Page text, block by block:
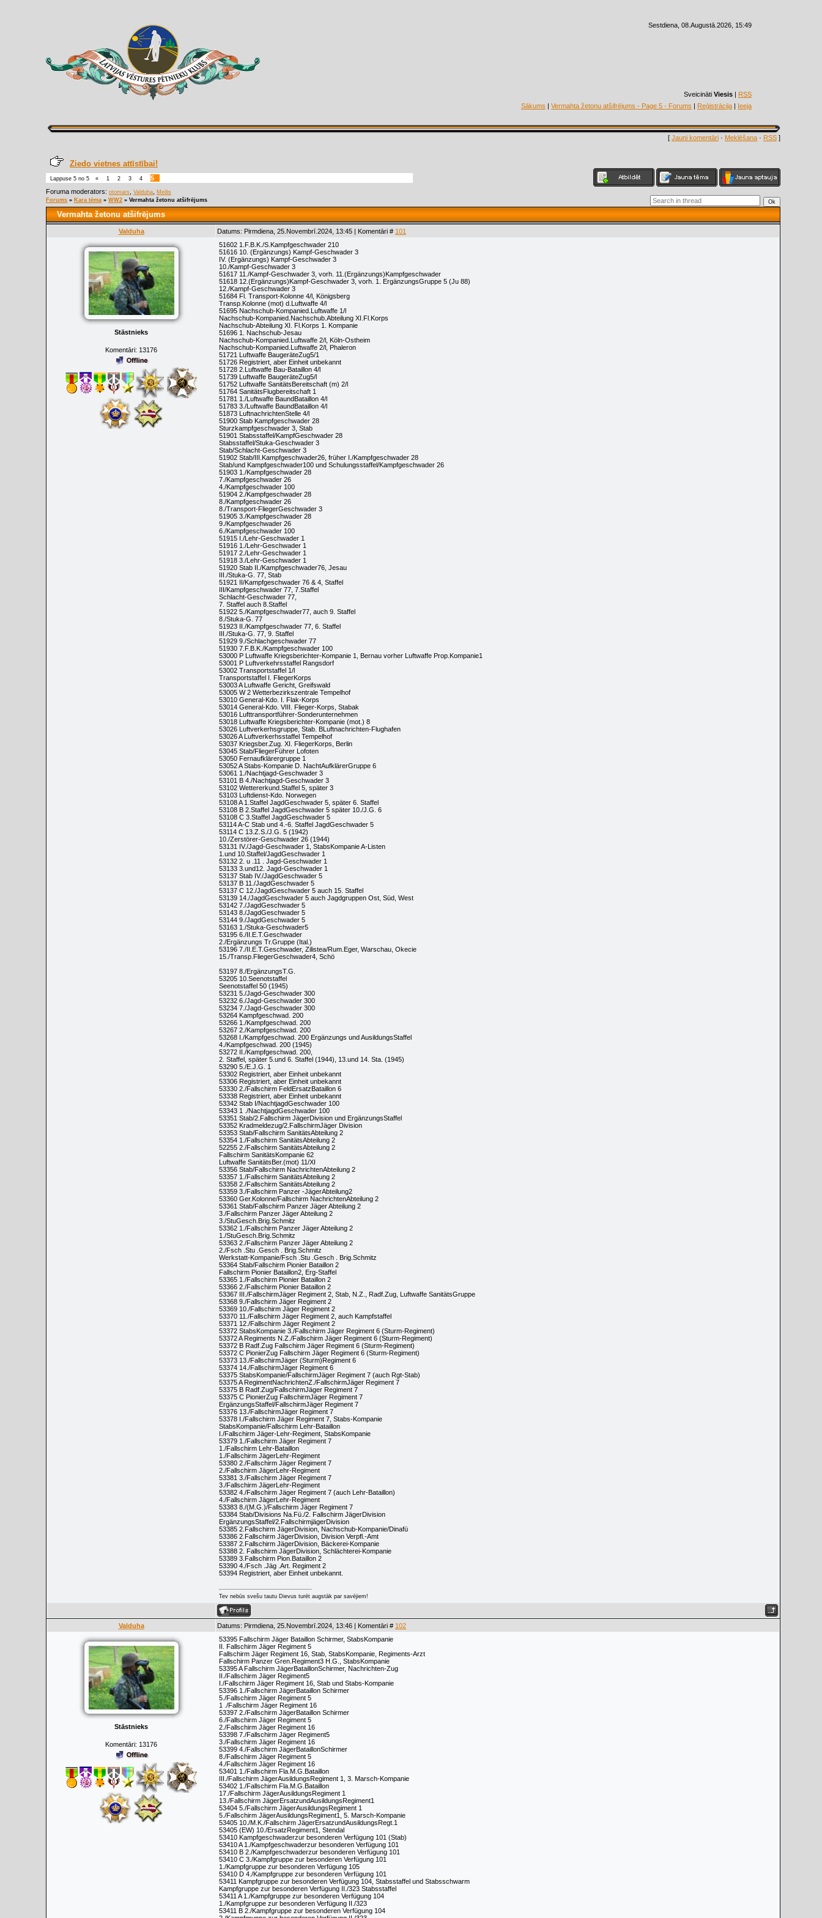
Sestdiena, 08.Augustā.2026, 15:49
Sveicināti Viesis | RSS
Sākums | Vermahta žetonu atšifrējums - Page 5 - Forums | Reģistrācija | Ieeja
[ Jauni komentāri · Meklēšana · RSS ]
Ziedo vietnes attīstībai!
Lappuse 5 no 5 « 1 2 3 4
5
Foruma moderators: otomars Valduha
Meilis
Forums » Kara tēma » WW2 » Vermahta žetonu atšifrējums
Vermahta žetonu atšifrējums
Valduha Datums: Pirmdiena, 25.Novembrī.2024, 13:45 | Komentāri # 101
Stāstnieks
Komentāri: 13176
51602 1.F.B.K./S.Kampfgeschwader 210
51616 10. (Ergänzungs) Kampf-Geschwader 3
IV. (Ergänzungs) Kampf-Geschwader 3
10./Kampf-Geschwader 3
51617 11./Kampf-Geschwader 3, vorh. 11.(Ergänzungs)Kampfgeschwader
51618 12.(Ergänzungs)Kampf-Geschwader 3, vorh. 1. ErgänzungsGruppe 5 (Ju 88)
12./Kampf-Geschwader 3
51684 Fl. Transport-Kolonne 4/l, Königsberg
Transp.Kolonne (mot) d.Luftwaffe 4/l
51695 Nachschub-Kompanied.Luftwaffe 1/l
Nachschub-Kompanied.Nachschub.Abteilung XI.Fl.Korps
Nachschub-Abteilung XI. Fl.Korps 1. Kompanie
51696 1. Nachschub-Jesau
Nachschub-Kompanied.Luftwaffe 2/l, Köln-Ostheim
Nachschub-Kompanied.Luftwaffe 2/l, Phaleron
51721 Luftwaffe BaugeräteZug5/1
51726 Registriert, aber Einheit unbekannt
51728 2.Luftwaffe Bau-Bataillon 4/l
51739 Luftwaffe BaugeräteZug5/l
51752 Luftwaffe SanitätsBereitschaft (m) 2/l
51764 SanitätsFlugbereitschaft 1
51781 1./Luftwaffe BaundBataillon 4/l
51783 3./Luftwaffe BaundBataillon 4/l
51873 LuftnachrichtenStelle 4/l
51900 Stab Kampfgeschwader 28
Sturzkampfgeschwader 3, Stab
51901 Stabsstaffel/KampfGeschwader 28
Stabsstaffel/Stuka-Geschwader 3
Stab/Schlacht-Geschwader 3
51902 Stab/III.Kampfgeschwader26, früher I./Kampfgeschwader 28
Stab/und Kampfgeschwader100 und Schulungsstaffel/Kampfgeschwader 26
51903 1./Kampfgeschwader 28
7./Kampfgeschwader 26
4./Kampfgeschwader 100
51904 2./Kampfgeschwader 28
8./Kampfgeschwader 26
8./Transport-FliegerGeschwader 3
51905 3./Kampfgeschwader 28
9./Kampfgeschwader 26
6./Kampfgeschwader 100
51915 I./Lehr-Geschwader 1
51916 1./Lehr-Geschwader 1
51917 2./Lehr-Geschwader 1
51918 3./Lehr-Geschwader 1
51920 Stab II./Kampfgeschwader76, Jesau
III./Stuka-G. 77, Stab
51921 II/Kampfgeschwader 76 & 4, Staffel
III/Kampfgeschwader 77, 7.Staffel
Schlacht-Geschwader 77,
7. Staffel auch 8.Staffel
51922 5./Kampfgeschwader77, auch 9. Staffel
8./Stuka-G. 77
51923 II./Kampfgeschwader 77, 6. Staffel
III./Stuka-G. 77, 9. Staffel
51929 9./Schlachgeschwader 77
51930 7.F.B.K./Kampfgeschwader 100
53000 P Luftwaffe Kriegsberichter-Kompanie 1, Bernau vorher Luftwaffe Prop.Kompanie1
53001 P Luftverkehrsstaffel Rangsdorf
53002 Transportstaffel 1/l
Transportstaffel I. FliegerKorps
53003 A Luftwaffe Gericht, Greifswald
53005 W 2 Wetterbezirkszentrale Tempelhof
53010 General-Kdo. I. Flak-Korps
53014 General-Kdo. VIII. Flieger-Korps, Stabak
53016 Lufttransportführer-Sonderunternehmen
53018 Luftwaffe Kriegsberichter-Kompanie (mot.) 8
53026 Luftverkerhsgruppe, Stab. BLuftnachrichten-Flughafen
53026 A Luftverkerhsstaffel Tempelhof
53037 Kriegsber.Zug. XI. FliegerKorps, Berlin
53045 Stab/FliegerFührer Lofoten
53050 Fernaufklärergruppe 1
53052 A Stabs-Kompanie D. NachtAufklärerGruppe 6
53061 1./Nachtjagd-Geschwader 3
53101 B 4./Nachtjagd-Geschwader 3
53102 Wettererkund.Staffel 5, später 3
53103 Luftdienst-Kdo. Norwegen
53108 A 1.Staffel JagdGeschwader 5, später 6. Staffel
53108 B 2.Staffel JagdGeschwader 5 später 10./J.G. 6
53108 C 3.Staffel JagdGeschwader 5
53114 A-C Stab und 4.-6. Staffel JagdGeschwader 5
53114 C 13.Z.S./J.G. 5 (1942)
10./Zerstörer-Geschwader 26 (1944)
53131 IV./Jagd-Geschwader 1, StabsKompanie A-Listen
1.und 10.Staffel/JagdGeschwader 1
53132 2. u .11 . Jagd-Geschwader 1
53133 3.und12. Jagd-Geschwader 1
53137 Stab IV./JagdGeschwader 5
53137 B 11./JagdGeschwader 5
53137 C 12./JagdGeschwader 5 auch 15. Staffel
53139 14./JagdGeschwader 5 auch Jagdgruppen Ost, Süd, West
53142 7./JagdGeschwader 5
53143 8./JagdGeschwader 5
53144 9./JagdGeschwader 5
53163 1./Stuka-Geschwader5
53195 6./II.E.T.Geschwader
2./Ergänzungs Tr.Gruppe (Ital.)
53196 7./II.E.T.Geschwader, Zilistea/Rum.Eger, Warschau, Okecie
15./Transp.FliegerGeschwader4, Schö
53197 8./ErgänzungsT.G.
53205 10.Seenotstaffel
Seenotstaffel 50 (1945)
53231 5./Jagd-Geschwader 300
53232 6./Jagd-Geschwader 300
53234 7./Jagd-Geschwader 300
53264 Kampfgeschwad. 200
53266 1./Kampfgeschwad. 200
53267 2./Kampfgeschwad. 200
53268 I./Kampfgeschwad. 200 Ergänzungs und AusildungsStaffel
4./Kampfgeschwad. 200 (1945)
53272 II./Kampfgeschwad. 200,
2. Staffel, später 5.und 6. Staffel (1944), 13.und 14. Sta. (1945)
53290 5./E.J.G. 1
53302 Registriert, aber Einheit unbekannt
53306 Registriert, aber Einheit unbekannt
53330 2./Fallschirm FeldErsatzBataillon 6
53338 Registriert, aber Einheit unbekannt
53342 Stab I/NachtjagdGeschwader 100
53343 1 ./NachtjagdGeschwader 100
53351 Stab/2.Fallschirm JägerDivision und ErgänzungsStaffel
53352 Kradmeldezug/2.FallschirmJäger Division
53353 Stab/Fallschirm SanitätsAbteilung 2
53354 1./Fallschirm SanitätsAbteilung 2
52255 2./Fallschirm SanitätsAbteilung 2
Fallschirm SanitätsKompanie 62
Luftwaffe SanitätsBer.(mot) 11/XI
53356 Stab/Fallschirm NachrichtenAbteilung 2
53357 1./Fallschirm SanitätsAbteilung 2
53358 2./Fallschirm SanitätsAbteilung 2
53359 3./Fallschirm Panzer -JägerAbteilung2
53360 Ger.Kolonne/Fallschirm NachrichtenAbteilung 2
53361 Stab/Fallschirm Panzer Jäger Abteilung 2
3./Fallschirm Panzer Jäger Abteilung 2
3./StuGesch.Brig.Schmitz
53362 1./Fallschirm Panzer Jäger Abteilung 2
1./StuGesch.Brig.Schmitz
53363 2./Fallschirm Panzer Jäger Abteilung 2
2./Fsch .Stu .Gesch . Brig.Schmitz
Werkstatt-Kompanie/Fsch .Stu .Gesch . Brig.Schmitz
53364 Stab/Fallschirm Pionier Bataillon 2
Fallschirm Pionier Bataillon2, Erg-Staffel
53365 1./Fallschirm Pionier Bataillon 2
53366 2./Fallschirm Pionier Bataillon 2
53367 III./FallschirmJäger Regiment 2, Stab, N.Z., Radf.Zug, Luftwaffe SanitätsGruppe
53368 9./Fallschirm Jäger Regiment 2
53369 10./Fallschirm Jäger Regiment 2
53370 11./Fallschirm Jäger Regiment 2, auch Kampfstaffel
53371 12./Fallschirm Jäger Regiment 2
53372 StabsKompanie 3./Fallschirm Jäger Regiment 6 (Sturm-Regiment)
53372 A Regiments N.Z./Fallschirm Jäger Regiment 6 (Sturm-Regiment)
53372 B Radf.Zug Fallschirm Jäger Regiment 6 (Sturm-Regiment)
53372 C PionierZug Fallschirm Jäger Regiment 6 (Sturm-Regiment)
53373 13./FallschirmJäger (Sturm)Regiment 6
53374 14./FallschirmJäger Regiment 6
53375 StabsKompanie/FallschirmJäger Regiment 7 (auch Rgt-Stab)
53375 A RegimentNachrichtenZ./FallschirmJäger Regiment 7
53375 B Radf.Zug/FallschirmJäger Regiment 7
53375 C PionierZug FallschirmJäger Regiment 7
ErgänzungsStaffel/FallschirmJäger Regiment 7
53376 13./FallschirmJäger Regiment 7
53378 I./Fallschirm Jäger Regiment 7, Stabs-Kompanie
StabsKompanie/Fallschirm Lehr-Bataillon
I./Fallschirm Jäger-Lehr-Regiment, StabsKompanie
53379 1./Fallschirm Jäger Regiment 7
1./Fallschirm Lehr-Bataillon
1./Fallschirm JägerLehr-Regiment
53380 2./Fallschirm Jäger Regiment 7
2./Fallschirm JägerLehr-Regiment
53381 3./Fallschirm Jäger Regiment 7
3./Fallschirm JägerLehr-Regiment
53382 4./Fallschirm Jäger Regiment 7 (auch Lehr-Bataillon)
4./Fallschirm JägerLehr-Regiment
53383 8./(M.G.)/Fallschirm Jäger Regiment 7
53384 Stab/Divisions Na.Fü./2. Fallschirm JägerDivision
ErgänzungsStaffel/2.FallschirmjägerDivision
53385 2.Fallschirm JägerDivision, Nachschub-Kompanie/Dinafü
53386 2.Fallschirm JägerDivision, Division Verpfl.-Amt
53387 2.Fallschirm JägerDivision, Bäckerei-Kompanie
53388 2. Fallschirm JägerDivision, Schlächterei-Kompanie
53389 3.Fallschirm Pion.Bataillon 2
53390 4./Fsch .Jäg .Art. Regiment 2
53394 Registriert, aber Einheit unbekannt.
Tev nebūs svešu tautu Dievus turēt augstāk par savējiem!
Valduha Datums: Pirmdiena, 25.Novembrī.2024, 13:46 | Komentāri # 102
Stāstnieks
Komentāri: 13176
53395 Fallschirm Jäger Bataillon Schirmer, StabsKompanie
II. Fallschirm Jäger Regiment 5
Fallschirm Jäger Regiment 16, Stab, StabsKompanie, Regiments-Arzt
Fallschirm Panzer Gren.Regiment3 H.G., StabsKompanie
53395 A Fallschirm JägerBataillonSchirmer, Nachrichten-Zug
II./Fallschirm Jäger Regiment5
I./Fallschirm Jäger Regiment 16, Stab und Stabs-Kompanie
53396 1./Fallschirm JägerBataillon Schirmer
5./Fallschirm Jäger Regiment 5
1 ./Fallschirm Jäger Regiment 16
53397 2./Fallschirm JägerBataillon Schirmer
6./Fallschirm Jäger Regiment 5
2./Fallschirm Jäger Regiment 16
53398 7./Fallschirm Jäger Regiment5
3./Fallschirm Jäger Regiment 16
53399 4./Fallschirm JägerBataillonSchirmer
8./Fallschirm Jäger Regiment 5
4./Fallschirm Jäger Regiment 16
53401 1./Fallschirm Fla.M.G.Bataillon
III./Fallschirm JägerAusildungsRegiment 1, 3. Marsch-Kompanie
53402 1./Fallschirm Fla.M.G.Bataillon
17./Fallschirm JägerAusildungsRegiment 1
13./Fallschirm JägerErsatzundAusildungsRegiment1
53404 5./Fallschirm JägerAusildungsRegiment 1
5./Fallschirm JägerAusildungsRegiment1, 5. Marsch-Kompanie
53405 10./M.K./Fallschirm JägerErsatzundAusildungsRegt.1
53405 (EW) 10./ErsatzRegiment1, Stendal
53410 Kampfgeschwaderzur besonderen Verfügung 101 (Stab)
53410 A 1./Kampfgeschwaderzur besonderen Verfügung 101
53410 B 2./Kampfgeschwaderzur besonderen Verfügung 101
53410 C 3./Kampfgruppe zur besonderen Verfügung 101
1./Kampfgruppe zur besonderen Verfügung 105
53410 D 4./Kampfgruppe zur besonderen Verfügung 101
53411 Kampfgruppe zur besonderen Verfügung 104, Stabsstaffel und Stabsschwarm
Kampfgruppe zur besonderen Verfügung II./323 Stabsstaffel
53411 A 1./Kampfgruppe zur besonderen Verfügung 104
1./Kampfgruppe zur besonderen Verfügung II./323
53411 B 2./Kampfgruppe zur besonderen Verfügung 104